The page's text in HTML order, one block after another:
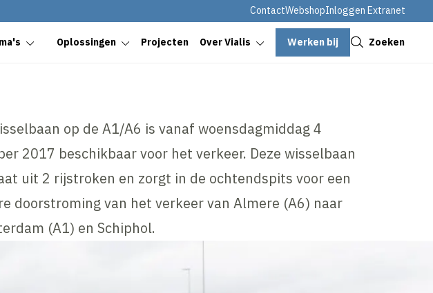
ContactWebshopInloggen Extranet
Oplossingen Projecten Over Vialis Werken bij Zoeken
op de A1/A6 is vanaf woensdagmiddag 4
2017 beschikbaar voor het verkeer. Deze wisselbaan
uit 2 rijstroken en zorgt in de ochtendspits voor een
doorstroming van het verkeer van Almere (A6) naar
(A1) en Schiphol.
Sluiten